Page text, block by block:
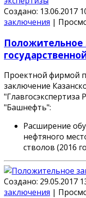
Создано: 13.06.2017
заключения |
Положительное
Проектной фирмой
заключение
"Башнефть":
Расширение
нефтяного
стволов (2016
Создано: 29.05.2017
заключения |